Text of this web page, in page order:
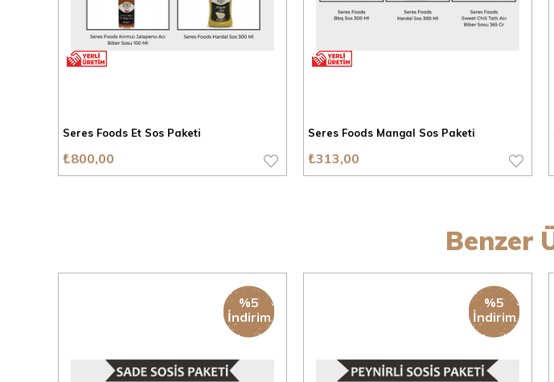
Seres Foods Et Sos Paketi
₺800,00
Seres Foods Mangal Sos Paketi
₺313,00
Benzer
%5
İndirim
%5
İndirim